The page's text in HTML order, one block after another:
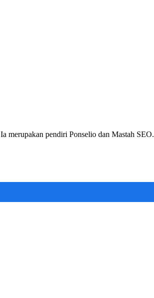
merupakan pendiri Ponselio dan Mastah SEO.